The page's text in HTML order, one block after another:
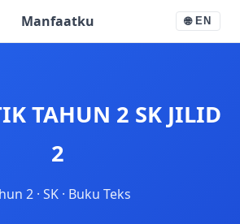
Manfaatku 🌐 EN
TAHUN 2 SK JILID
2
2 · SK · Buku Teks